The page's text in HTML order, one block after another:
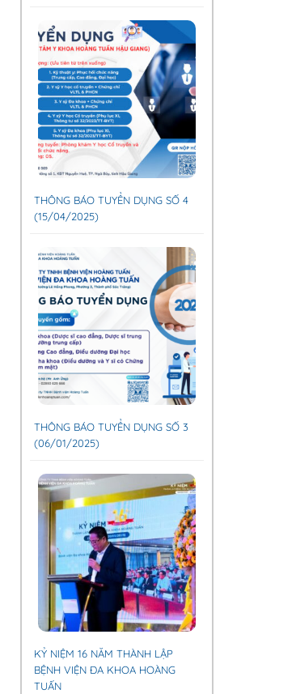
THÔNG BÁO TUYỂN DỤNG SỐ 4
(15/04/2025)
THÔNG BÁO TUYỂN DỤNG SỐ 3
(06/01/2025)
KỶ NIỆM 16 NĂM THÀNH LẬP
BỆNH VIỆN ĐA KHOA HOÀNG
TUẤN